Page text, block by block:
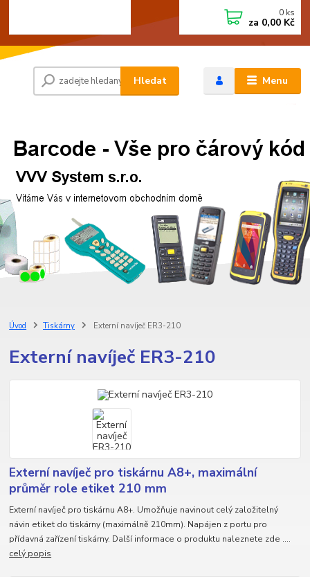
Menu
Hledat
0 ks
za 0,00 Kč
Úvod Tiskárny Externí navíječ ER3-210
Externí navíječ ER3-210
Externí navíječ pro tiskárnu A8+, maximální
průměr role etiket 210 mm
Externí navíječ pro tiskárnu A8+. Umožňuje navinout celý založitelný
návin etiket do tiskárny (maximálně 210mm). Napájen z portu pro
přídavná zařízení tiskárny. Další informace o produktu naleznete zde ....
celý popis